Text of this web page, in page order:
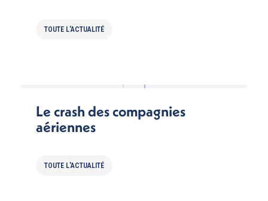
TOUTE L'ACTUALITÉ
Le crash des compagnies
aériennes
TOUTE L'ACTUALITÉ